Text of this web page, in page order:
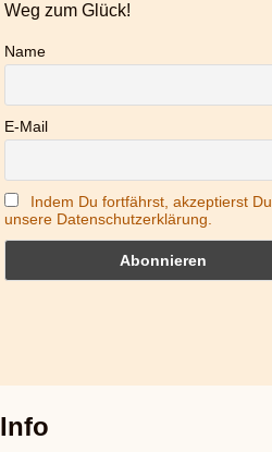
Weg zum Glück!
Name
E-Mail
Indem Du fortfährst, akzeptierst Du
unsere Datenschutzerklärung.
Info